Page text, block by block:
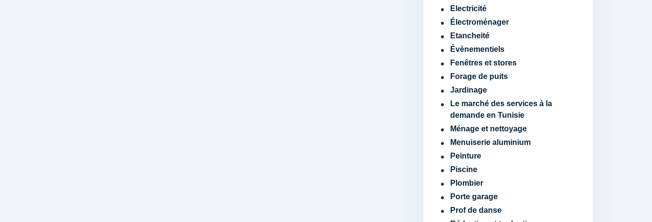
Electricité
Électroménager
Etancheité
Évènementiels
Fenêtres et stores
Forage de puits
Jardinage
Le marché des services à la
demande en Tunisie
Ménage et nettoyage
Menuiserie aluminium
Peinture
Piscine
Plombier
Porte garage
Prof de danse